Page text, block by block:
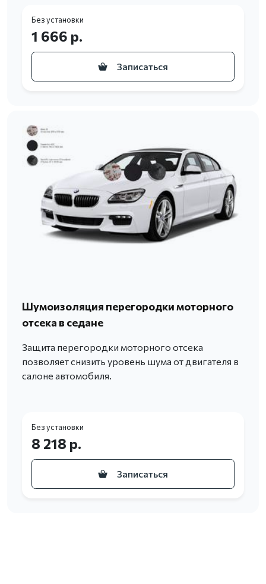
Без установки
1 666 р.
Записаться
Шумоизоляция перегородки моторного
отсека в седане
Защита перегородки моторного отсека
позволяет снизить уровень шума от двигателя в
салоне автомобиля.
Без установки
8 218 р.
Записаться